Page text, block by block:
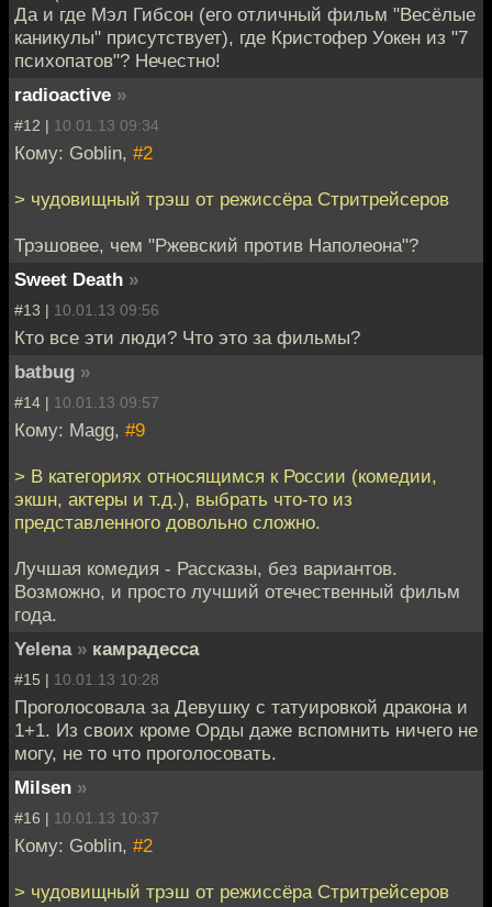
Да и где Мэл Гибсон (его отличный фильм "Весёлые
каникулы" присутствует), где Кристофер Уокен из "7
психопатов"? Нечестно!
radioactive »
#12 | 10.01.13 09:34
Кому: Goblin, #2
> чудовищный трэш от режиссёра Стритрейсеров
Трэшовее, чем "Ржевский против Наполеона"?
Sweet Death »
#13 | 10.01.13 09:56
Кто все эти люди? Что это за фильмы?
batbug »
#14 | 10.01.13 09:57
Кому: Magg, #9
> В категориях относящимся к России (комедии,
экшн, актеры и т.д.), выбрать что-то из
представленного довольно сложно.
Лучшая комедия - Рассказы, без вариантов.
Возможно, и просто лучший отечественный фильм
года.
Yelena » камрадесса
#15 | 10.01.13 10:28
Проголосовала за Девушку с татуировкой дракона и
1+1. Из своих кроме Орды даже вспомнить ничего не
могу, не то что проголосовать.
Milsen »
#16 | 10.01.13 10:37
Кому: Goblin, #2
> чудовищный трэш от режиссёра Стритрейсеров